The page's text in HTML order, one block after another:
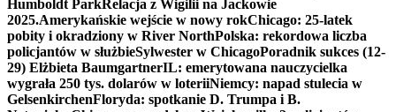
Humboldt ParkRelacja z Wigilii na Jackowie
2025.Amerykańskie wejście w nowy rokChicago: 25-latek
pobity i okradziony w River NorthPolska: rekordowa liczba
policjantów w służbieSylwester w ChicagoPoradnik sukces (12-
29) Elżbieta BaumgartnerIL: emerytowana nauczycielka
wygrała 250 tys. dolarów w loteriiNiemcy: napad stulecia w
GelsenkirchenFloryda: spotkanie D. Trumpa i B.